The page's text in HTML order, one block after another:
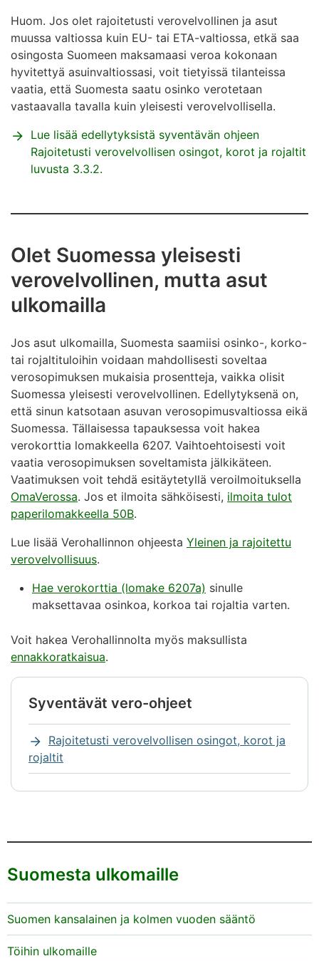
Huom. Jos olet rajoitetusti verovelvollinen ja asut
muussa valtiossa kuin EU- tai ETA-valtiossa, etkä saa
osingosta Suomeen maksamaasi veroa kokonaan
hyvitettyä asuinvaltiossasi, voit tietyissä tilanteissa
vaatia, että Suomesta saatu osinko verotetaan
vastaavalla tavalla kuin yleisesti verovelvollisella.
Lue lisää edellytyksistä syventävän ohjeen
Rajoitetusti verovelvollisen osingot, korot ja rojaltit
luvusta 3.3.2.
Olet Suomessa yleisesti
verovelvollinen, mutta asut
ulkomailla
Jos asut ulkomailla, Suomesta saamiisi osinko-, korko-
tai rojaltituloihin voidaan mahdollisesti soveltaa
verosopimuksen mukaisia prosentteja, vaikka olisit
Suomessa yleisesti verovelvollinen. Edellytyksenä on,
että sinun katsotaan asuvan verosopimusvaltiossa eikä
Suomessa. Tällaisessa tapauksessa voit hakea
verokorttia lomakkeella 6207. Vaihtoehtoisesti voit
vaatia verosopimuksen soveltamista jälkikäteen.
Vaatimuksen voit tehdä esitäytetyllä veroilmoituksella
OmaVerossa. Jos et ilmoita sähköisesti, ilmoita tulot
paperilomakkeella 50B.
Lue lisää Verohallinnon ohjeesta Yleinen ja rajoitettu
verovelvollisuus.
Hae verokorttia (lomake 6207a) sinulle
maksettavaa osinkoa, korkoa tai rojaltia varten.
Voit hakea Verohallinnolta myös maksullista
ennakkoratkaisua.
Huomio
alkaa.
Syventävät vero-ohjeet
Rajoitetusti verovelvollisen osingot, korot ja
rojaltit
Suomesta ulkomaille
Suomen kansalainen ja kolmen vuoden sääntö
Töihin ulkomaille